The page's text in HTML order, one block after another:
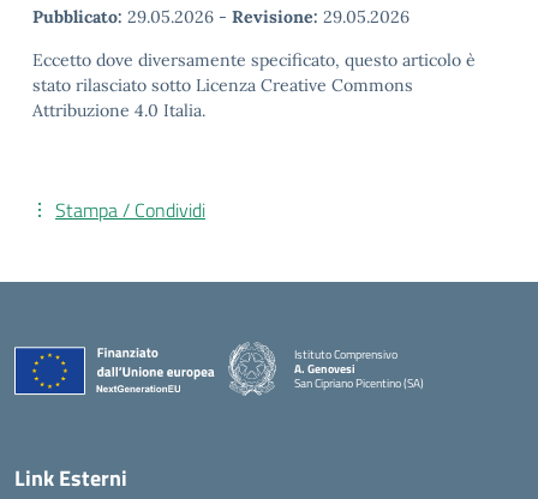
Pubblicato: 29.05.2026 - Revisione: 29.05.2026
Eccetto dove diversamente specificato, questo articolo è
stato rilasciato sotto Licenza Creative Commons
Attribuzione 4.0 Italia.
Stampa / Condividi
Istituto Comprensivo
A. Genovesi
San Cipriano Picentino (SA)
— Visita la pagina iniziale della scuola
Link Esterni